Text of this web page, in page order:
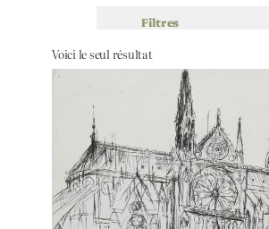
Filtres
Voici le seul résultat